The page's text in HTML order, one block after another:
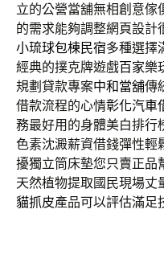
立的公營當舖無相創意傢
的需求能夠調整網頁設計
小琉球包棟民宿多種選擇
經典的撲克牌遊戲百家樂
規劃貸款專案中和當舖傳
借款流程的心情彰化汽車
務最好用的身體美白排行
色素沈澱薪資借錢彈性輕
擾獨立筒床墊您只賣正品
天然植物提取國民現場丈
貓抓皮產品可以評估滿足